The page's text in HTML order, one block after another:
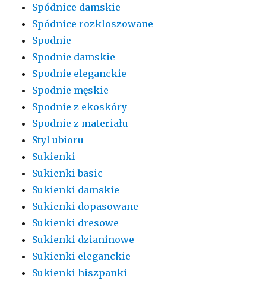
Spódnice damskie
Spódnice rozkloszowane
Spodnie
Spodnie damskie
Spodnie eleganckie
Spodnie męskie
Spodnie z ekoskóry
Spodnie z materiału
Styl ubioru
Sukienki
Sukienki basic
Sukienki damskie
Sukienki dopasowane
Sukienki dresowe
Sukienki dzianinowe
Sukienki eleganckie
Sukienki hiszpanki